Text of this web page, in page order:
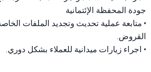
جودة المحفظة الإئتمانية
• متابعة عملية تحديث وتجديد الملفات
القروض.
• اجراء زيارات ميدانية للعملاء بشكل دوري.